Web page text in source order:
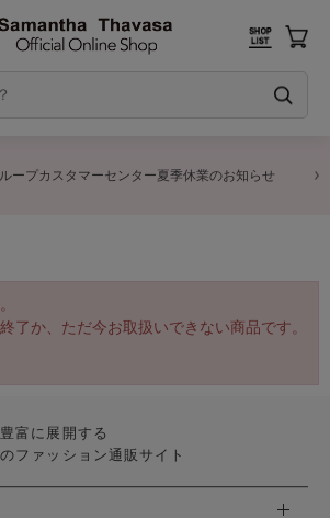
ープカスタマーセンター夏季休業のお知らせ
了か、ただ今お取扱いできない商品です。
富に展開する
ファッション通販サイト